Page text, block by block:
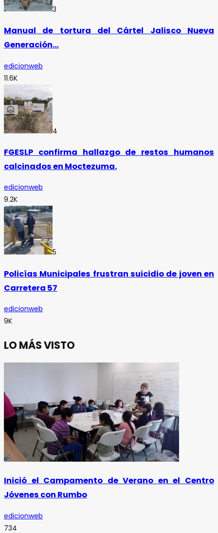
3
Manual de tortura del Cártel Jalisco Nueva
Generación…
edicionweb
11.6K
4
FGESLP confirma hallazgo de restos humanos
calcinados en Moctezuma.
edicionweb
9.2K
5
Policías Municipales frustran suicidio de joven en
Carretera 57
edicionweb
9K
LO MÁS VISTO
Inició el Campamento de Verano en el Centro
Jóvenes con Rumbo
edicionweb
734